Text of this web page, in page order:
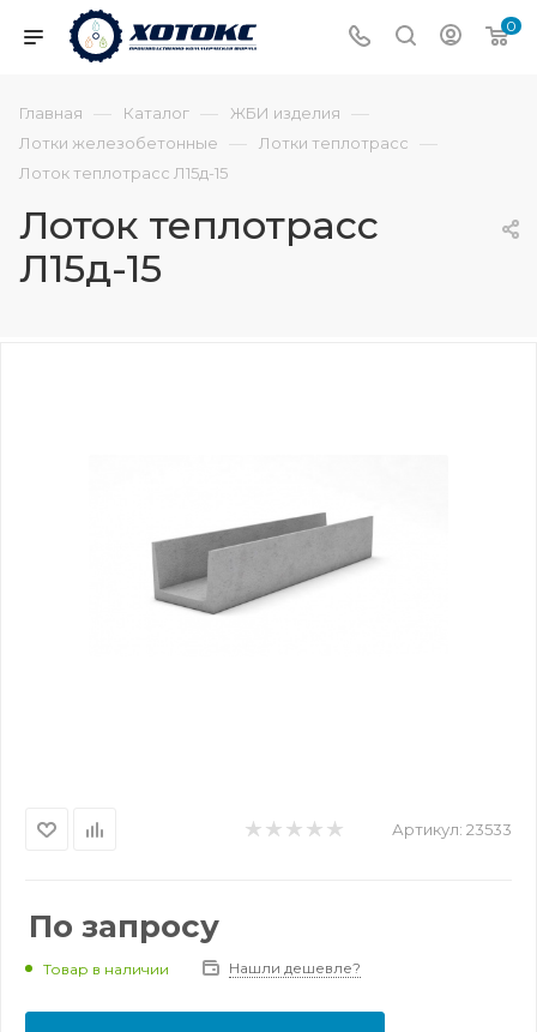
0
Главная — Каталог — ЖБИ изделия —
Лотки железобетонные — Лотки теплотрасс —
Лоток теплотрасс Л15д-15
Лоток теплотрасс
Л15д-15
Артикул: 23533
По запросу
Товар в наличии Нашли дешевле?